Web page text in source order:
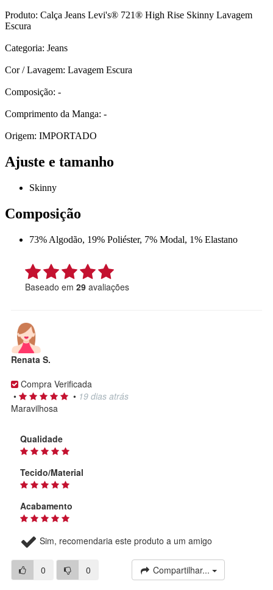
Produto: Calça Jeans Levi's® 721® High Rise Skinny Lavagem
Escura
Categoria: Jeans
Cor / Lavagem: Lavagem Escura
Composição: -
Comprimento da Manga: -
Origem: IMPORTADO
Ajuste e tamanho
Skinny
Composição
73% Algodão, 19% Poliéster, 7% Modal, 1% Elastano
Baseado em 29 avaliações
Renata S.
Compra Verificada
•
• 19 dias atrás
Maravilhosa
Qualidade
Tecido/Material
Acabamento
Sim, recomendaria este produto a um amigo
0 0 Compartilhar...